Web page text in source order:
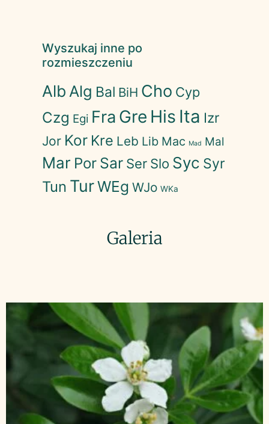
Wyszukaj inne po
rozmieszczeniu
Alb Alg Bal BiH Cho Cyp
Czg Egi Fra Gre His Ita Izr
Jor Kor Kre Leb Lib Mac Mad Mal
Mar Por Sar Ser Slo Syc Syr
Tun TurWEg WJo WKa
Galeria